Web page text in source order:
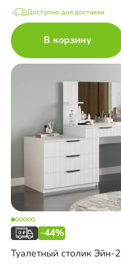
Доступно для доставки
В корзину
-44%
Туалетный столик Эйн-2